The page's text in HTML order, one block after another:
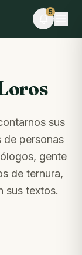
5
sus
de personas
gente
de ternura,
sus textos.